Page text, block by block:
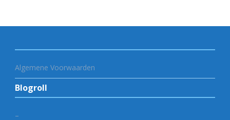
Algemene Voorwaarden
Blogroll
–